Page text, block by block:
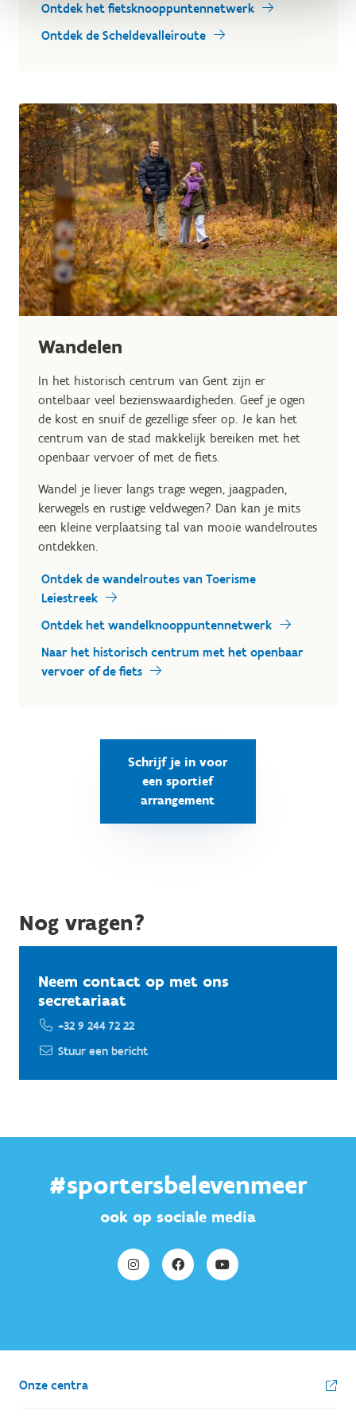
Ontdek het fietsknooppuntennetwerk
Ontdek de Scheldevalleiroute
Wandelen
In het historisch centrum van Gent zijn er
ontelbaar veel bezienswaardigheden. Geef je ogen
de kost en snuif de gezellige sfeer op. Je kan het
centrum van de stad makkelijk bereiken met het
openbaar vervoer of met de fiets.
Wandel je liever langs trage wegen, jaagpaden,
kerwegels en rustige veldwegen? Dan kan je mits
een kleine verplaatsing tal van mooie wandelroutes
ontdekken.
Ontdek de wandelroutes van Toerisme
Leiestreek
Ontdek het wandelknooppuntennetwerk
Naar het historisch centrum met het openbaar
vervoer of de fiets
Schrijf je in voor
een sportief
arrangement
Nog vragen?
Neem contact op met ons
secretariaat
+32 9 244 72 22
Stuur een bericht
#sportersbelevenmeer
ook op sociale media
Onze centra